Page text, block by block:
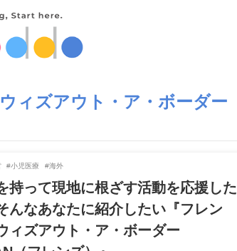
ィズアウト・ア・ボーダー
持って現地に根ざす活動を応援した
んなあなたに紹介したい『フレン
ィズアウト・ア・ボーダー
#小児医療 #海外